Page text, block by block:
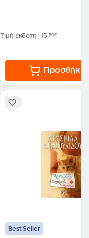
Τιμή εκδότη : 15,50€
Προσθήκη
Best Seller